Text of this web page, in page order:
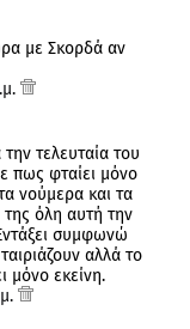
με Σκορδά αν
τελευταία του
πως φταίει μόνο
νούμερα και τα
όλη αυτή την
συμφωνώ
αλλά το
μόνο εκείνη.